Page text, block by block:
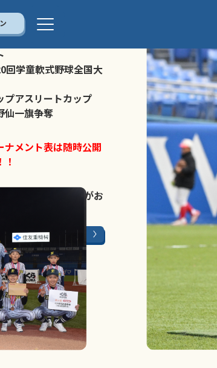
ス・トラストトーナメ
回学童軟式野球全国大
プアスリートカップ
仙一旗争奪
ナメント表は随時公開
！
がお
大会ページはこちら